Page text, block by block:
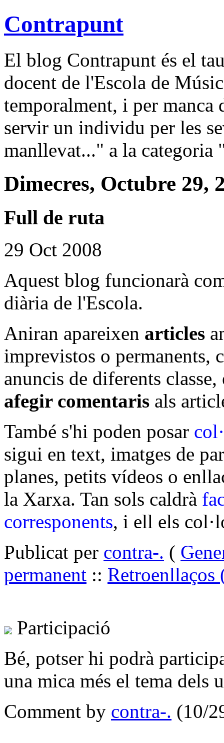
Contrapunt
El blog Contrapunt és el
docent de l'Escola de
temporalment, i per manca
servir un individu per les
manllevat..." a la
Dimecres, Octubre 29,
Full de ruta
29 Oct 2008
Aquest blog funcionarà
diària de l'Escola.
Aniran apareixen articles
imprevistos o permanents,
anuncis de diferents
afegir comentaris als
També s'hi poden posar
sigui en text, imatges de
planes, petits vídeos o
la Xarxa. Tan sols caldrà
corresponents, i ell els
Publicat per contra-. (
permanent :: Retroenllaços
Participació
Bé, potser hi podrà
una mica més el tema dels
Comment by contra-. (10/